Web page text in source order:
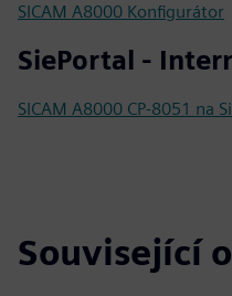
SICAM A8000 Konfigurátor
SiePortal -
SICAM A8000 CP-8051 na
Související